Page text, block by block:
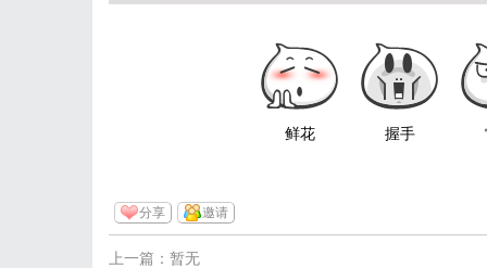
鲜花 握手
分享 邀请
上一篇：暂无